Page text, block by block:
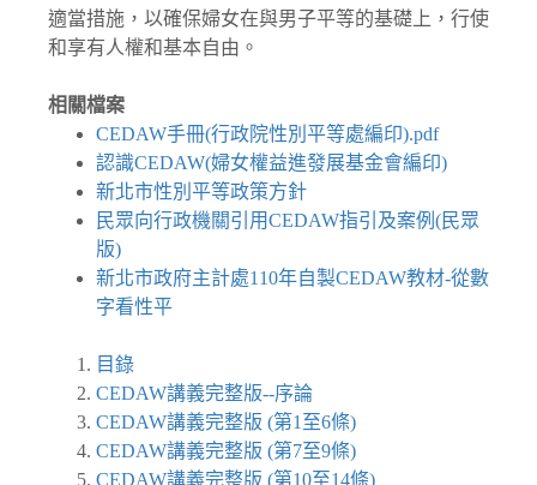
適當措施，以確保婦女在與男子平等的基礎上，行使
和享有人權和基本自由。
相關檔案
CEDAW手冊(行政院性別平等處編印).pdf
認識CEDAW(婦女權益進發展基金會編印)
新北市性別平等政策方針
民眾向行政機關引用CEDAW指引及案例(民眾
版)
新北市政府主計處110年自製CEDAW教材-從數
字看性平
目錄
CEDAW講義完整版--序論
CEDAW講義完整版 (第1至6條)
CEDAW講義完整版 (第7至9條)
CEDAW講義完整版 (第10至14條)